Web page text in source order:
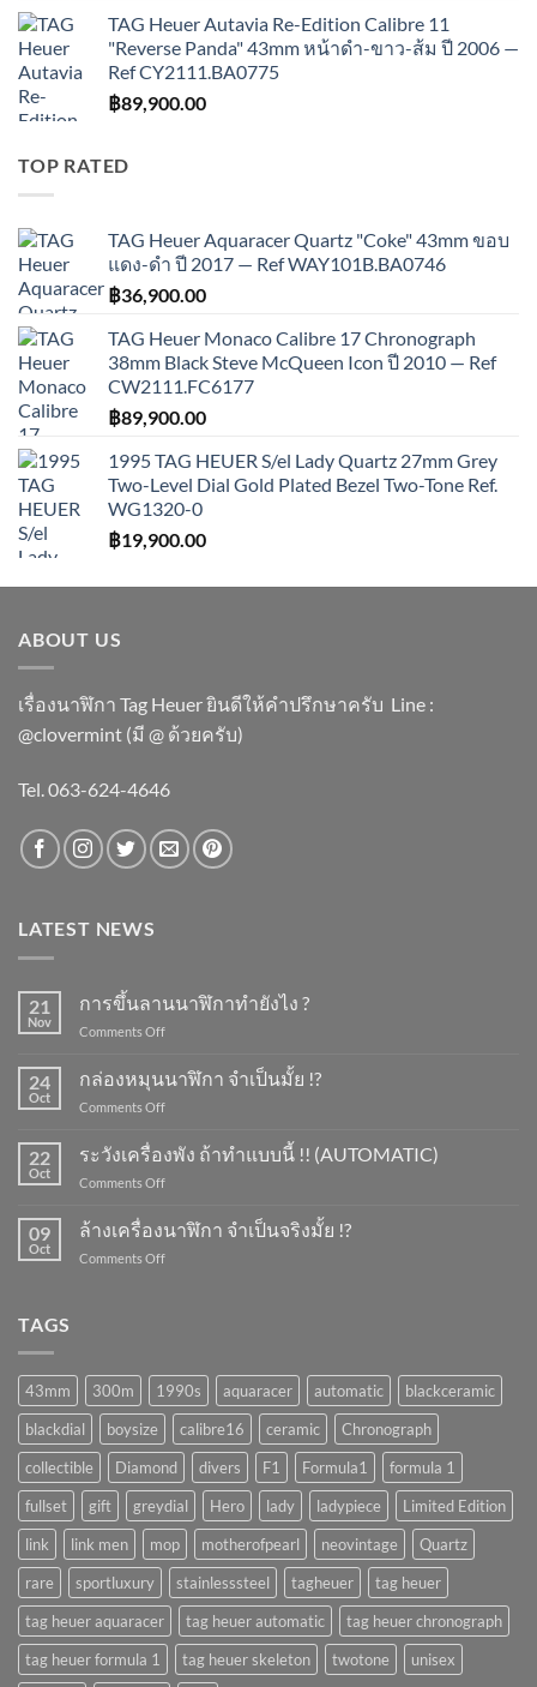
TAG Heuer Autavia Re-Edition Calibre 11
"Reverse Panda" 43mm หน้าดำ-ขาว-ส้ม ปี 2006 —
Ref CY2111.BA0775
฿89,900.00
TOP RATED
TAG Heuer Aquaracer Quartz "Coke" 43mm ขอบ
แดง-ดำ ปี 2017 — Ref WAY101B.BA0746
฿36,900.00
TAG Heuer Monaco Calibre 17 Chronograph
38mm Black Steve McQueen Icon ปี 2010 — Ref
CW2111.FC6177
฿89,900.00
1995 TAG HEUER S/el Lady Quartz 27mm Grey
Two-Level Dial Gold Plated Bezel Two-Tone Ref.
WG1320-0
฿19,900.00
ABOUT US
เรื่องนาฬิกา Tag Heuer ยินดีให้คำปรึกษาครับ ​Line :
@clovermint (มี @ ด้วยครับ)
Tel. 063-624-4646
LATEST NEWS
21
Nov
การขึ้นลานนาฬิกาทำยังไง ?
Comments Offon
ลาน
นาฬิกา
ยัง
24
Oct
กล่องหมุนนาฬิกา จำเป็นมั้ย !?
Comments Offon
หมุน
นาฬิกา
จำเป็น
!?
22
Oct
ระวังเครื่องพัง ถ้าทำแบบนี้ !! (AUTOMATIC)
Comments Offon
เครื่อง
พัง
ถ้า
09
Oct
ล้างเครื่องนาฬิกา จำเป็นจริงมั้ย !?
Comments Offon
มั้ย
!?
TAGS
43mm 300m 1990s aquaracer automatic
blackceramic
blackdial
boysize calibre16 ceramic
Chronograph
collectible
Diamond divers F1 Formula1
formula 1
fullset
gift greydial Hero lady ladypiece
Limited Edition
link
link men mop motherofpearl neovintage
Quartz
rare
sportluxury stainlesssteel tagheuer
tag heuer
tag heuer aquaracer
tag heuer automatic
tag heuer chronograph
tag heuer formula 1
tag heuer skeleton twotone unisex